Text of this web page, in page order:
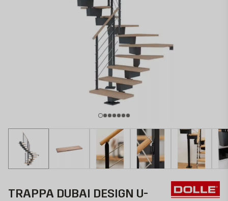
TRAPPA DUBAI DESIGN U-